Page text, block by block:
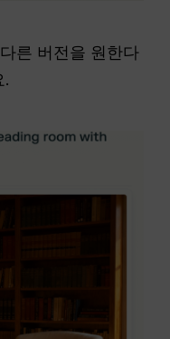
다른 버전을 원한다
.